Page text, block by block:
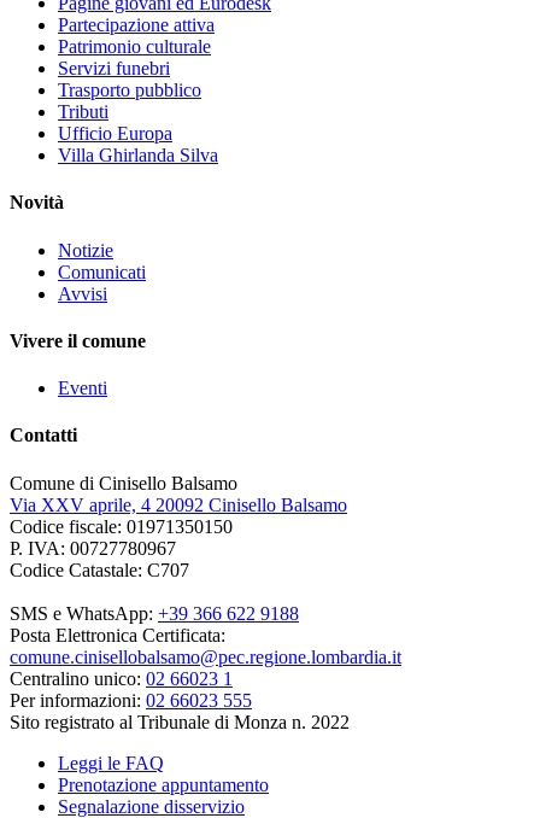
Partecipazione attiva
Patrimonio culturale
Servizi funebri
Trasporto pubblico
Tributi
Ufficio Europa
Villa Ghirlanda Silva
Novità
Notizie
Comunicati
Avvisi
Vivere il comune
Eventi
Contatti
Comune di Cinisello Balsamo
Via XXV aprile, 4 20092 Cinisello Balsamo
Codice fiscale: 01971350150
P. IVA: 00727780967
Codice Catastale: C707
SMS e WhatsApp: +39 366 622 9188
Posta Elettronica Certificata:
comune.cinisellobalsamo@pec.regione.lombardia.it
Centralino unico: 02 66023 1
Per informazioni: 02 66023 555
Sito registrato al Tribunale di Monza n. 2022
Leggi le FAQ
Prenotazione appuntamento
Segnalazione disservizio